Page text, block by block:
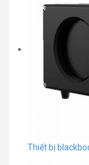
Thiết bị